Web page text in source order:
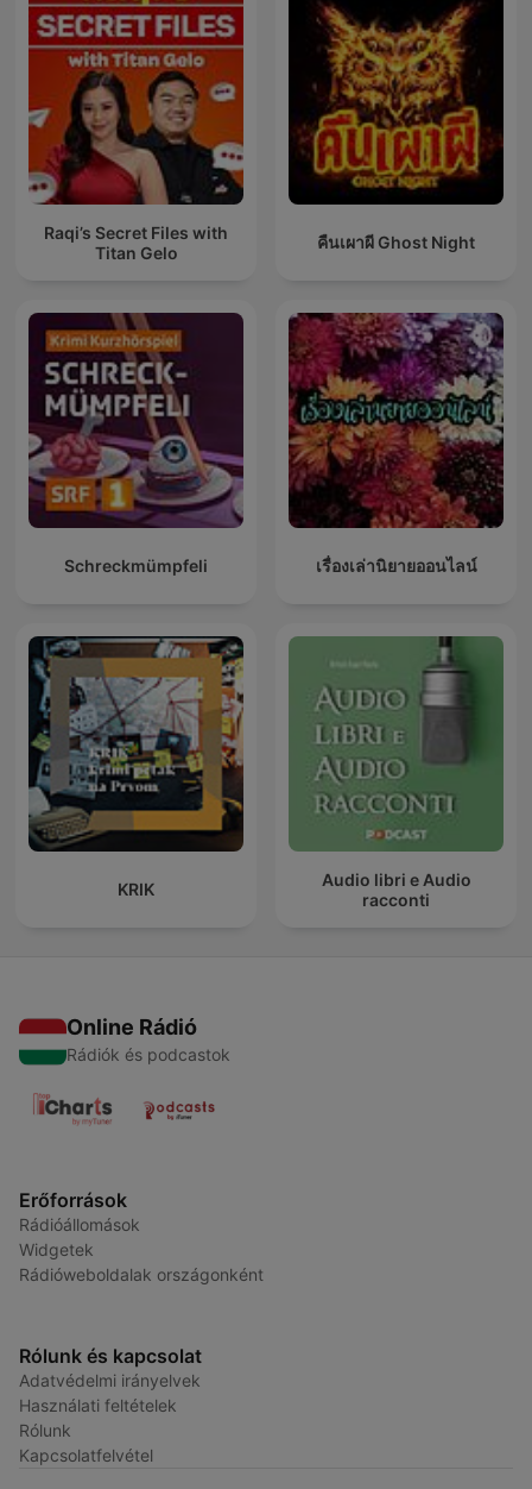
Raqi’s Secret Files with
Titan Gelo
คืนเผาผี Ghost Night
Schreckmümpfeli เรื่องเล่านิยายออนไลน์
KRIK
Audio libri e Audio
racconti
Online Rádió
Rádiók és podcastok
Erőforrások
Rádióállomások
Widgetek
Rádióweboldalak országonként
Rólunk és kapcsolat
Adatvédelmi irányelvek
Használati feltételek
Rólunk
Kapcsolatfelvétel